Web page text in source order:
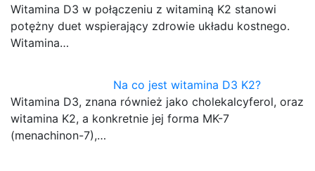
Witamina D3 w połączeniu z witaminą K2 stanowi
potężny duet wspierający zdrowie układu kostnego.
Witamina…
Na co jest witamina D3 K2?
Witamina D3, znana również jako cholekalcyferol, oraz
witamina K2, a konkretnie jej forma MK-7
(menachinon-7),…